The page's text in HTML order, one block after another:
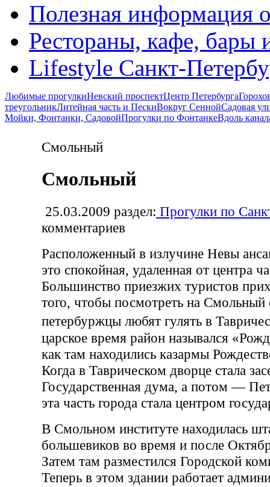
Полезная информация
Рестораны, кафе, бары
Lifestyle Санкт-
Любимые прогулкиНевский проспектЦентр Петербурга
треугольникЛитейная часть и ПескиВокруг СеннойСадовая
Мойки, Фонтанки, СадовойПрогулки по ФонтанкеВдоль
Смольный
Смольный
25.03.2009 раздел: Прогулки по
комментариев
Расположенный в излучине Невы
это спокойная, удаленная от центра
Большинство приезжих туристов
того, чтобы посмотреть на Смольный
петербуржцы любят гулять в
царское время район назывался
как там находились казармы
Когда в Таврическом дворце стала
Государственная дума, а потом —
эта часть города стала центром
В Смольном институте находилась
большевиков во время и после
Затем там разместился Городской
Теперь в этом здании работает